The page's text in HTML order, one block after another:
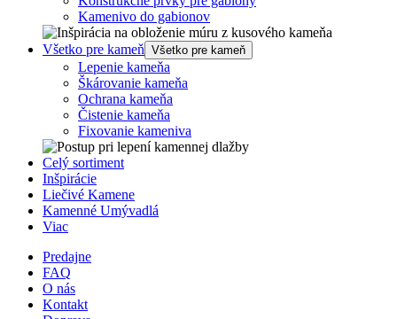
Kamenivo do gabionov
Všetko pre kameň Všetko pre kameň
Lepenie kameňa
Škárovanie kameňa
Ochrana kameňa
Čistenie kameňa
Fixovanie kameniva
Celý sortiment
Inšpirácie
Liečivé Kamene
Kamenné Umývadlá
Viac
Predajne
FAQ
O nás
Kontakt